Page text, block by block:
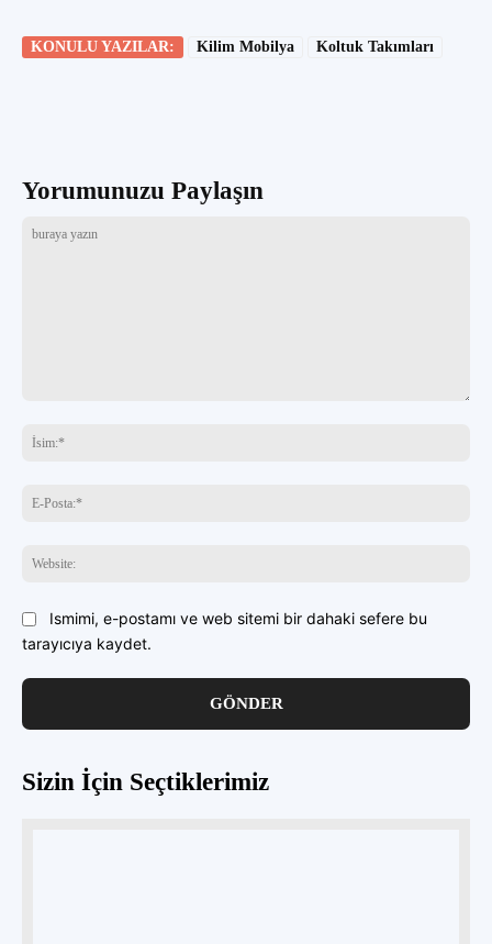
KONULU YAZILAR: Kilim Mobilya Koltuk Takımları
Yorumunuzu Paylaşın
yazın
Ismimi, e-postamı ve web sitemi bir dahaki sefere bu
tarayıcıya kaydet.
Sizin İçin Seçtiklerimiz